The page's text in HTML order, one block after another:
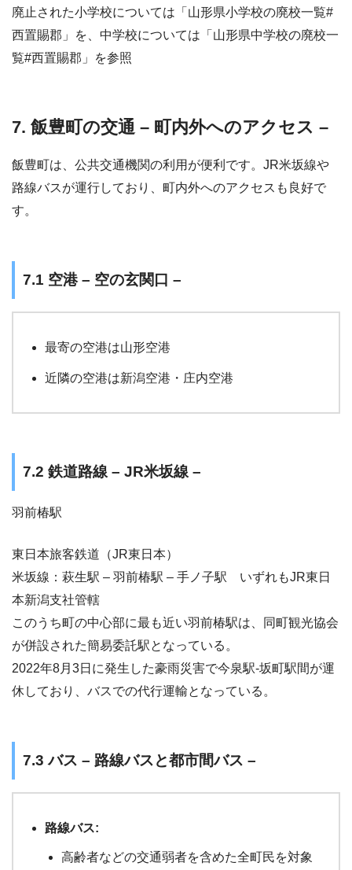
廃止された小学校については「山形県小学校の廃校一覧#
西置賜郡」を、中学校については「山形県中学校の廃校一
覧#西置賜郡」を参照
7. 飯豊町の交通 – 町内外へのアクセス –
飯豊町は、公共交通機関の利用が便利です。JR米坂線や
路線バスが運行しており、町内外へのアクセスも良好で
す。
7.1 空港 – 空の玄関口 –
最寄の空港は山形空港
近隣の空港は新潟空港・庄内空港
7.2 鉄道路線 – JR米坂線 –
羽前椿駅
東日本旅客鉄道（JR東日本）
米坂線：萩生駅 – 羽前椿駅 – 手ノ子駅 いずれもJR東日
本新潟支社管轄
このうち町の中心部に最も近い羽前椿駅は、同町観光協会
が併設された簡易委託駅となっている。
2022年8月3日に発生した豪雨災害で今泉駅-坂町駅間が運
休しており、バスでの代行運輸となっている。
7.3 バス – 路線バスと都市間バス –
路線バス:
高齢者などの交通弱者を含めた全町民を対象